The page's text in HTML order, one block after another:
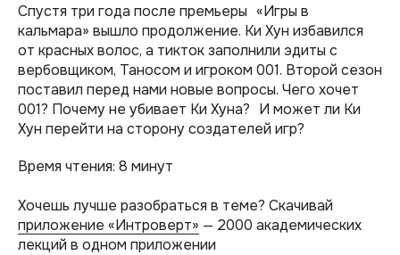
Спустя три года после премьеры «Игры в
кальмара» вышло продолжение. Ки Хун избавился
от красных волос, а тикток заполнили эдиты с
вербовщиком, Таносом и игроком 001. Второй сезон
поставил перед нами новые вопросы. Чего хочет
001? Почему не убивает Ки Хуна? И может ли Ки
Хун перейти на сторону создателей игр?
Время чтения: 8 минут
Хочешь лучше разобраться в теме? Скачивай
приложение «Интроверт» — 2000 академических
лекций в одном приложении